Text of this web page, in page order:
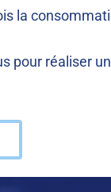
la
pour réaliser